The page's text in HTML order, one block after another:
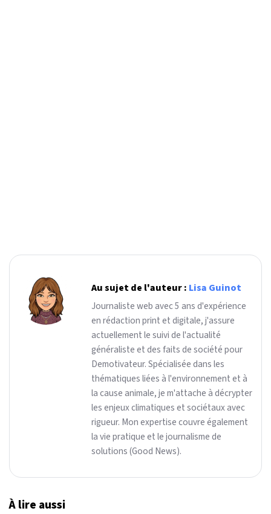
Au sujet de l'auteur : Lisa Guinot
Journaliste web avec 5 ans d'expérience
en rédaction print et digitale, j'assure
actuellement le suivi de l'actualité
généraliste et des faits de société pour
Demotivateur. Spécialisée dans les
thématiques liées à l'environnement et à
la cause animale, je m'attache à décrypter
les enjeux climatiques et sociétaux avec
rigueur. Mon expertise couvre également
la vie pratique et le journalisme de
solutions (Good News).
À lire aussi